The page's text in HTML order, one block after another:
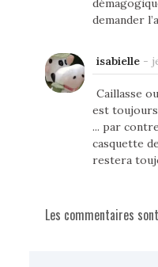
demander
isabielle-
Caillasse
est
... par
casquette
restera
Les commentaires